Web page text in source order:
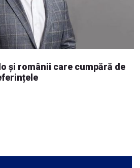
și românii care cumpără de